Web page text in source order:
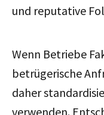
und reputative
Wenn Betriebe
betrügerische
daher
verwenden.